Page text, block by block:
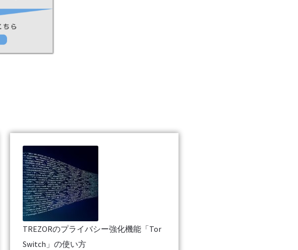
TREZORのプライバシー強化機能「Tor
Switch」の使い方